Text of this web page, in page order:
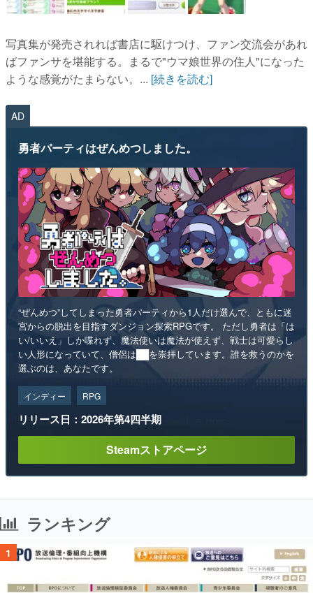
写真集が発売されれば書店に駆けつけ、ファン交流会があれ
ばファンサを堪能する。まるで"ウマ娘世界の住人"になった
ような感覚がたまらない。... [続きを読む]
AD
勇者パーティはぜんめつしました。
“ぜんめつ”してしまった勇者パーティから1人だけ選んで、ともに迷
宮からの脱出を目指すダンジョン探索RPGです。 ただし勇者は「は
い/いいえ」しか喋れず、魔法使いは魔法が使えず、戦士は可愛らし
い人形になっていて、僧侶は██を崇拝しています。誰を救うのかを
選ぶのは、あなたです。
インディー RPG
リリース日：2026年第4四半期
Steamストアページ
ランキング
1